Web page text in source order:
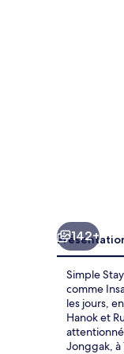
142+
Simple
comme
les jours,
Hanok et
Jonggak, à